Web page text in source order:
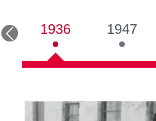
1936 1947